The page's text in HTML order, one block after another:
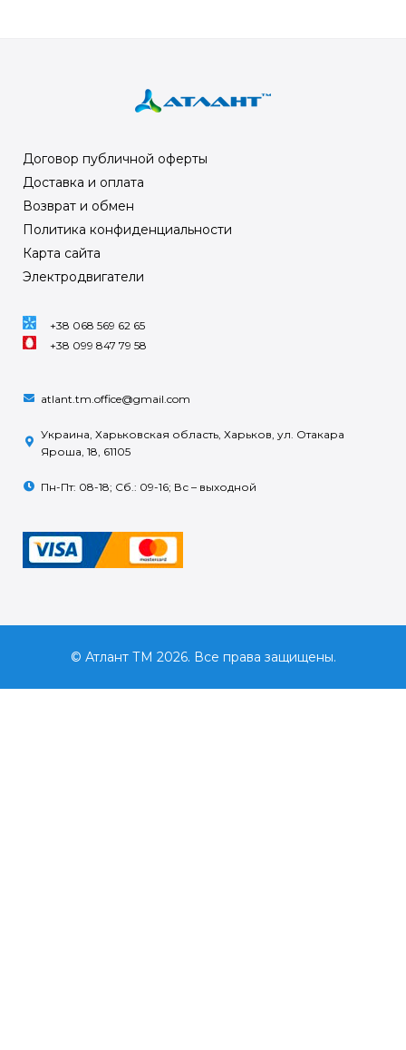
Договор публичной оферты
Доставка и оплата
Возврат и обмен
Политика конфиденциальности
Карта сайта
Электродвигатели
+38 068 569 62 65
+38 099 847 79 58
atlant.tm.office@gmail.com
Украина, Харьковская область, Харьков, ул. Отакара
Яроша, 18, 61105
Пн-Пт: 08-18; Сб.: 09-16; Вс – выходной
© Атлант ТМ 2026. Все права защищены.